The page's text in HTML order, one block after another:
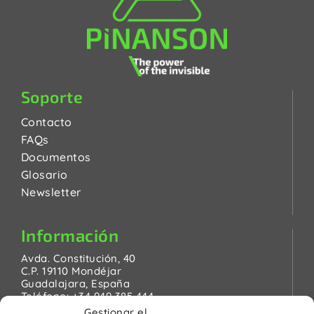
Soporte
Contacto
FAQs
Documentos
Glosario
Newsletter
Información
Avda. Constitución, 40
C.P. 19110 Mondéjar
Guadalajara, España
Teléfono:+34 949 385 444
pinanson@pinanson.eu